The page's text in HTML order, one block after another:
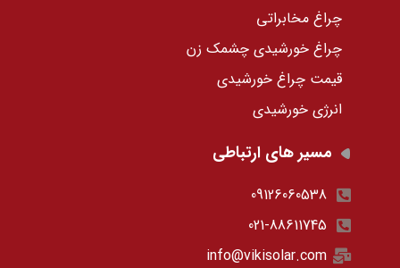
چراغ مخابراتی
چراغ خورشیدی چشمک زن
قیمت چراغ خورشیدی
انرژی خورشیدی
مسیر های ارتباطی
09126060538
021-88611745
info@vikisolar.com